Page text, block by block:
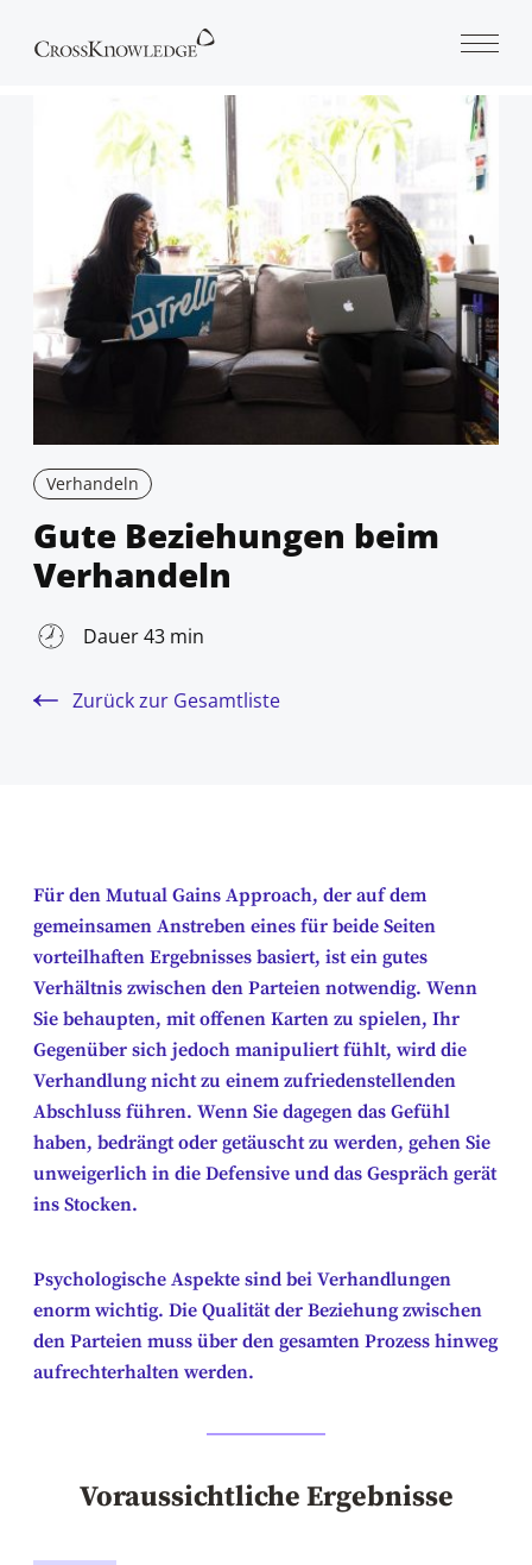
Verhandeln
Gute Beziehungen beim
Verhandeln
Dauer 43 min
Zurück zur Gesamtliste
Für den Mutual Gains Approach, der auf dem
gemeinsamen Anstreben eines für beide Seiten
vorteilhaften Ergebnisses basiert, ist ein gutes
Verhältnis zwischen den Parteien notwendig. Wenn
Sie behaupten, mit offenen Karten zu spielen, Ihr
Gegenüber sich jedoch manipuliert fühlt, wird die
Verhandlung nicht zu einem zufriedenstellenden
Abschluss führen. Wenn Sie dagegen das Gefühl
haben, bedrängt oder getäuscht zu werden, gehen Sie
unweigerlich in die Defensive und das Gespräch gerät
ins Stocken.
Psychologische Aspekte sind bei Verhandlungen
enorm wichtig. Die Qualität der Beziehung zwischen
den Parteien muss über den gesamten Prozess hinweg
aufrechterhalten werden.
Voraussichtliche Ergebnisse